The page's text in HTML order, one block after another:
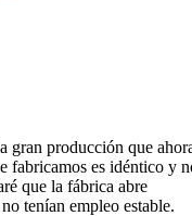
gran producción que
fabricamos es idéntico y
que la fábrica abre
tenían empleo estable.